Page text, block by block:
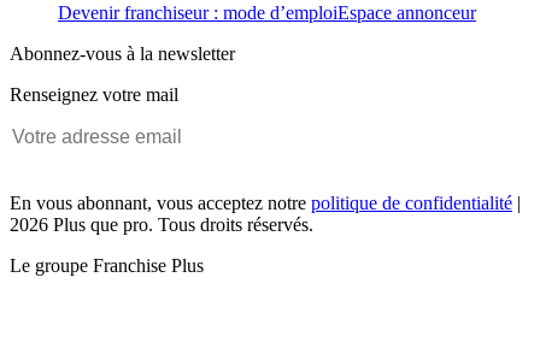
Devenir franchiseur : mode d’emploiEspace annonceur
Abonnez-vous à la newsletter
Renseignez votre mail
En vous abonnant, vous acceptez notre politique de confidentialité |
2026 Plus que pro. Tous droits réservés.
Le groupe Franchise Plus